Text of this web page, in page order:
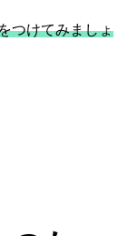
つけてみましょ